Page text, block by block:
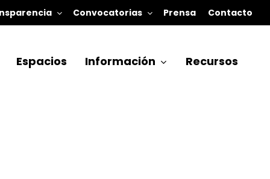
Convocatorias Prensa Contacto
Espacios Información Recursos